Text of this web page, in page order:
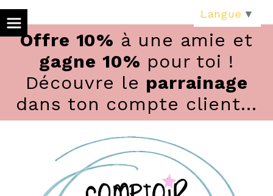
Offre 10% à une amie et
gagne 10% pour toi !
Découvre le parrainage
dans ton compte client...
Langue ▼